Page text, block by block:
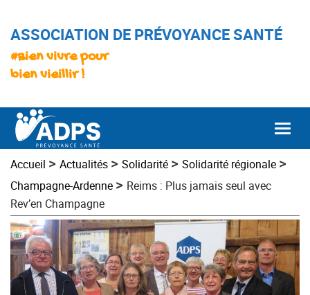
ASSOCIATION DE PRÉVOYANCE SANTÉ
#Bien vivre pour
bien vieillir !
Accueil > Actualités > Solidarité > Solidarité régionale >
Champagne-Ardenne > Reims : Plus jamais seul avec
Rev’en Champagne